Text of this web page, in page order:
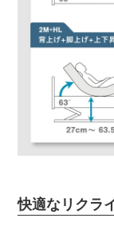
快適なリクラ